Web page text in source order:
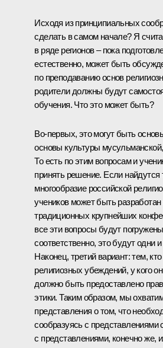
Исходя из принципиальных
сделать в самом начале? Я
в ряде регионов – пока
естественно, может быть
по преподаванию основ
родители должны будут
обучения. Что это может быть?
Во‑первых, это могут быть
основы культуры
То есть по этим вопросам и
принять решение. Если найдутся
многообразие российской
учеников может быть
традиционных крупнейших
все эти вопросы будут
соответственно, это будут одни
Наконец, третий вариант: тем,
религиозных убеждений, у кого
должно быть предоставлено
этики. Таким образом, мы
представления о том, что
сообразуясь с представлениями
с представлениями, конечно же,